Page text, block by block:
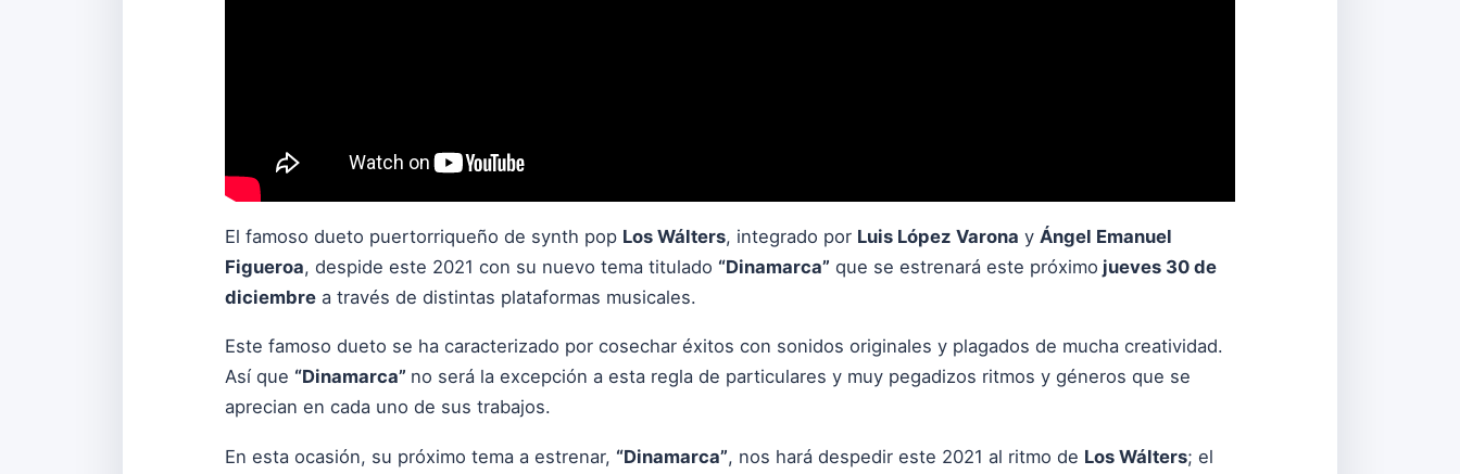
El famoso dueto puertorriqueño de synth pop Los Wálters, integrado por Luis López Varona y Ángel Emanuel
Figueroa, despide este 2021 con su nuevo tema titulado “Dinamarca” que se estrenará este próximo jueves 30 de
diciembre a través de distintas plataformas musicales.
Este famoso dueto se ha caracterizado por cosechar éxitos con sonidos originales y plagados de mucha creatividad.
Así que “Dinamarca” no será la excepción a esta regla de particulares y muy pegadizos ritmos y géneros que se
aprecian en cada uno de sus trabajos.
En esta ocasión, su próximo tema a estrenar, “Dinamarca”, nos hará despedir este 2021 al ritmo de Los Wálters; el